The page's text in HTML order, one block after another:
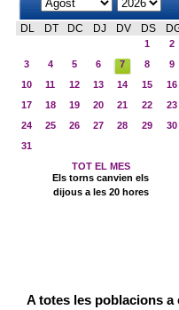
DL DT DC DJ DV DS
1
2
3
4 5 6 7 8
9
10
11 12 13 14 15
16
17
18 19 20 21 22
23
24
25 26 27 28 29
30
31
TOT EL MES
Els torns canvien els
dijous a les 20 hores
A totes les poblacions a